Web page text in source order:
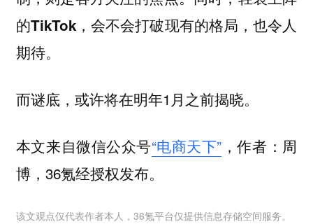
的TikTok，会不会打破现有的格局 ，也令人
期待。
而谜底，或许将在明年1月之前揭晓。
本文来自微信公众号“电商天下” ，作者：周
博，36氪经授权发布。
该文观点仅代表作者本人，36氪平台仅提供信息存储空间服务。